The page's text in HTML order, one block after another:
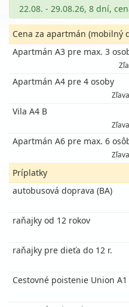
Cena za apartmán (mobilný
Apartmán A3 pre max. 3
Apartmán A4 pre 4 osoby
Zľava
Vila A4 B
Zľava
Apartmán A6 pre max. 6
Zľava
Príplatky
autobusová doprava (BA)
raňajky od 12 rokov
raňajky pre dieťa do 12 r.
Cestovné poistenie Union A1